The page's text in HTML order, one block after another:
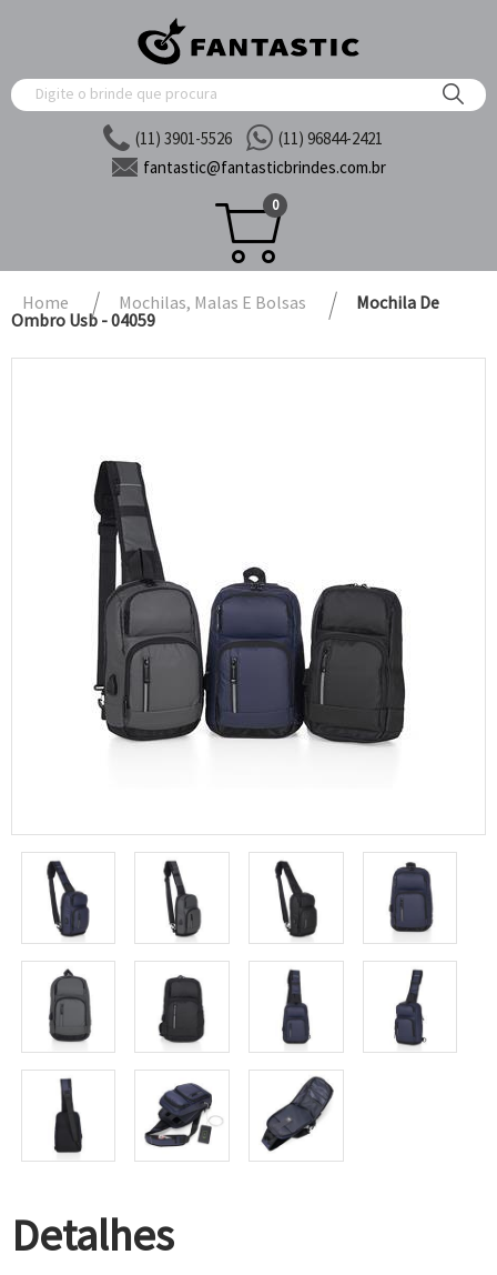
(11) 3901-5526
(11) 96844-2421
fantastic@fantasticbrindes.com.br
0
Home Mochilas, Malas E Bolsas
Mochila De
Ombro Usb - 04059
Detalhes